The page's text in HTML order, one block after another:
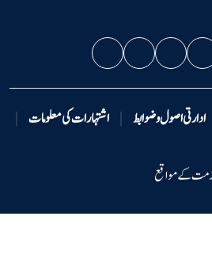
ادارتی اصول و ضوابط | اشتہارات کی معلومات |
کے مواقع